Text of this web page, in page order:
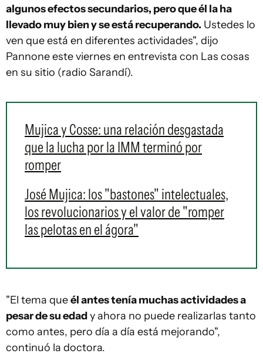
algunos efectos secundarios, pero que él la ha
llevado muy bien y se está recuperando. Ustedes lo
ven que está en diferentes actividades", dijo
Pannone este viernes en entrevista con Las cosas
en su sitio (radio Sarandí).
Mujica y Cosse: una relación desgastada
que la lucha por la IMM terminó por
romper
José Mujica: los "bastones" intelectuales,
los revolucionarios y el valor de "romper
las pelotas en el ágora"
"El tema queél antes tenía muchas actividades a
pesar de su edady ahora no puede realizarlas tanto
como antes, pero día a día está mejorando",
continuó la doctora.